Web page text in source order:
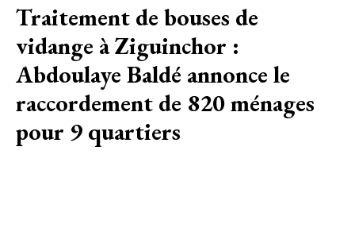
Traitement de bouses de
vidange à Ziguinchor :
Abdoulaye Baldé annonce le
raccordement de 820 ménages
pour 9 quartiers